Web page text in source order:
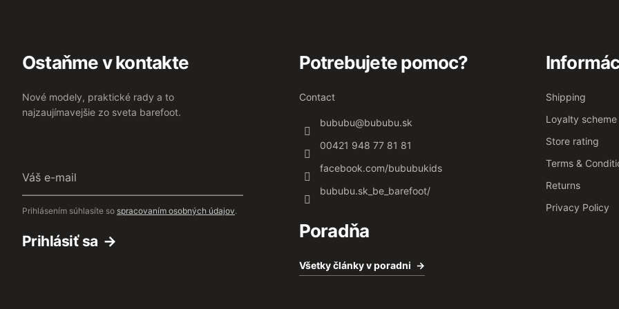
Ostaňme v kontakte
Nové modely, praktické rady a to
najzaujímavejšie zo sveta barefoot.
e-
Prihlásením súhlasíte so spracovaním osobných údajov.
Prihlásiť sa
Potrebujete pomoc?
Contact
bububu@bububu.sk
00421 948 77 81 81
facebook.com/bububukids
bububu.sk_be_barefoot/
Poradňa
Všetky články v poradni
Shipping
Loyalty scheme
Store rating
Terms &
Returns
Privacy Policy